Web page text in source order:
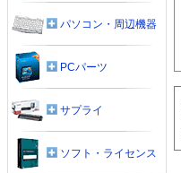
パソコン・周辺機器
PCパーツ
サプライ
ソフト・ライセンス